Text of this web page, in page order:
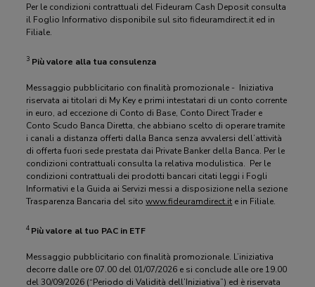
Per le condizioni contrattuali del Fideuram Cash Deposit consulta
il Foglio Informativo disponibile sul sito fideuramdirect.it ed in
Filiale.
3 Più valore alla tua consulenza
Messaggio pubblicitario con finalità promozionale - Iniziativa
riservata ai titolari di My Key e primi intestatari di un conto corrente
in euro, ad eccezione di Conto di Base, Conto Direct Trader e
Conto Scudo Banca Diretta, che abbiano scelto di operare tramite
i canali a distanza offerti dalla Banca senza avvalersi dell’attività
di offerta fuori sede prestata dai Private Banker della Banca. Per le
condizioni contrattuali consulta la relativa modulistica. Per le
condizioni contrattuali dei prodotti bancari citati leggi i Fogli
Informativi e la Guida ai Servizi messi a disposizione nella sezione
Trasparenza Bancaria del sitowww.fideuramdirect.it e in Filiale.
4 Più valore al tuo PAC in ETF
Messaggio pubblicitario con finalità promozionale. L’iniziativa
decorre dalle ore 07.00 del 01/07/2026 e si conclude alle ore 19.00
del 30/09/2026 (“Periodo di Validità dell’Iniziativa”) ed è riservata